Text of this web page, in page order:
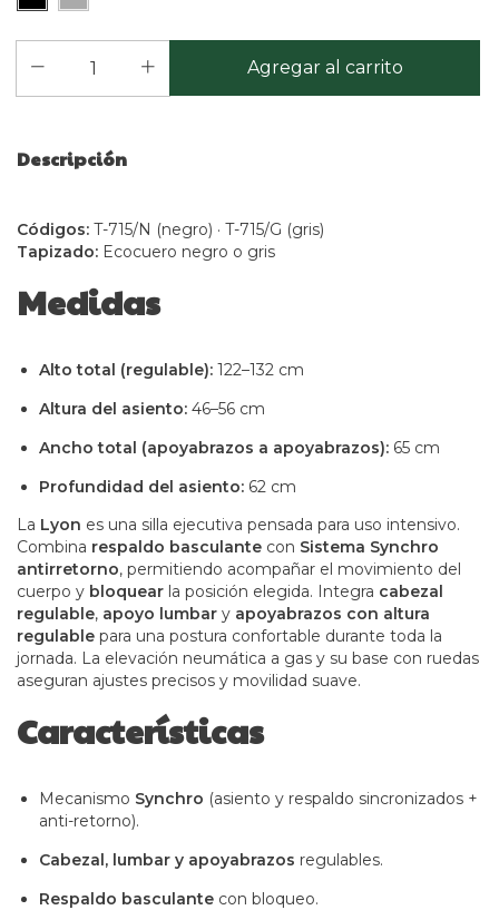
Descripción
Códigos: T-715/N (negro) · T-715/G (gris)
Tapizado: Ecocuero negro o gris
Medidas
Alto total (regulable): 122–132 cm
Altura del asiento: 46–56 cm
Ancho total (apoyabrazos a apoyabrazos): 65 cm
Profundidad del asiento: 62 cm
La Lyon es una silla ejecutiva pensada para uso intensivo.
Combina respaldo basculante con Sistema Synchro
antirretorno, permitiendo acompañar el movimiento del
cuerpo y bloquear la posición elegida. Integra cabezal
regulable, apoyo lumbar y apoyabrazos con altura
regulable para una postura confortable durante toda la
jornada. La elevación neumática a gas y su base con ruedas
aseguran ajustes precisos y movilidad suave.
Características
Mecanismo Synchro (asiento y respaldo sincronizados +
anti-retorno).
Cabezal, lumbar y apoyabrazos regulables.
Respaldo basculante con bloqueo.